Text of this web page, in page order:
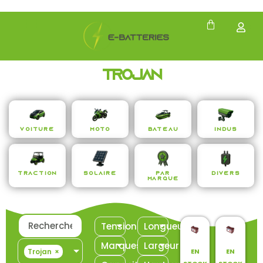
Trojan
Voiture Moto Bateau Indus
Traction Solaire
Par
Marque
Divers
Trojan ×
Tension
Marques
Longueur
Largeur
EN
EN